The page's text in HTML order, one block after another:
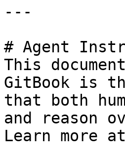
---
# Agent
This
GitBook is
that both
and reason
Learn more